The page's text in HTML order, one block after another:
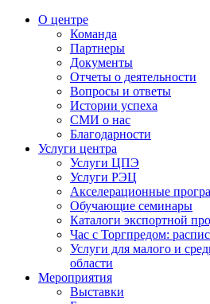
О центре
Команда
Партнеры
Документы
Отчеты о деятельности
Вопросы и ответы
Истории успеха
СМИ о нас
Благодарности
Услуги центра
Услуги ЦПЭ
Услуги РЭЦ
Акселерационные
Обучающие семинары
Каталоги экспортной
Час с Торгпредом:
Услуги для малого и
области
Мероприятия
Выставки